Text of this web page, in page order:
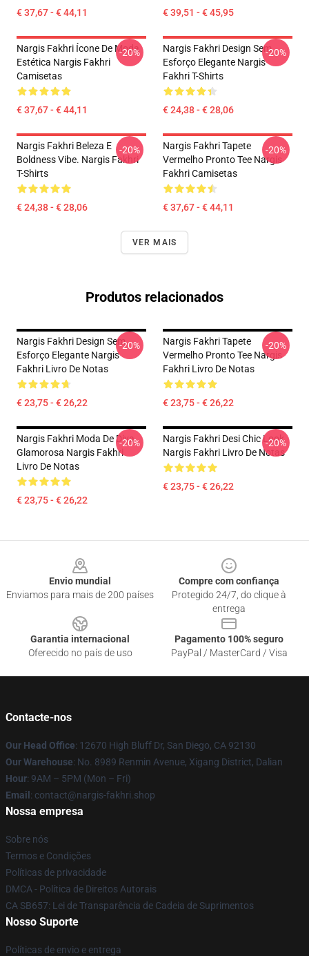
€ 37,67 - € 44,11 € 39,51 - € 45,95
Nargis Fakhri Ícone De Moda
Estética Nargis Fakhri
Camisetas
€ 37,67 - € 44,11
-20%
Nargis Fakhri Design Sem
Esforço Elegante Nargis
Fakhri T-Shirts
€ 24,38 - € 28,06
-20%
Nargis Fakhri Beleza E
Boldness Vibe. Nargis Fakhri
T-Shirts
€ 24,38 - € 28,06
-20%
Nargis Fakhri Tapete
Vermelho Pronto Tee Nargis
Fakhri Camisetas
€ 37,67 - € 44,11
-20%
VER MAIS
Produtos relacionados
Nargis Fakhri Design Sem
Esforço Elegante Nargis
Fakhri Livro De Notas
€ 23,75 - € 26,22
-20%
Nargis Fakhri Tapete
Vermelho Pronto Tee Nargis
Fakhri Livro De Notas
€ 23,75 - € 26,22
-20%
Nargis Fakhri Moda De Diva
Glamorosa Nargis Fakhri
Livro De Notas
€ 23,75 - € 26,22
-20%
Nargis Fakhri Desi Chic Look
Nargis Fakhri Livro De Notas
€ 23,75 - € 26,22
-20%
Envio mundial
Enviamos para mais de 200 países
Compre com confiança
Protegido 24/7, do clique à
entrega
Garantia internacional
Oferecido no país de uso
Pagamento 100% seguro
PayPal / MasterCard / Visa
Contacte-nos
Our Head Office: 12670 High Bluff Dr, San Diego, CA 92130
Our Warehouse: No. 8989 Renmin Avenue, Xigang District, Dalian
Hour: 9AM – 5PM (Mon – Fri)
Email : contact@nargis-fakhri.shop
Nossa empresa
Sobre nós
Termos e Condições
Políticas de privacidade
DMCA - Política de Direitos Autorais
CA SB657: Lei de Transparência de Cadeia de Suprimentos
Nosso Suporte
Políticas de envio e entrega